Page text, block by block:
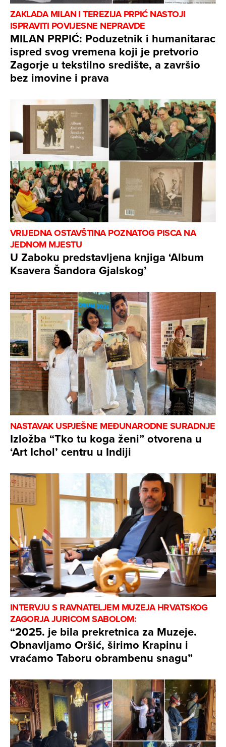
ZAKLADA MILAN I TEREZIJA PRPIĆ NASTOJI
ISPRAVITI POVIJESNE NEPRAVDE
MILAN PRPIĆ: Poduzetnik i humanitarac
ispred svog vremena koji je pretvorio
Zagorje u tekstilno središte, a završio
bez imovine i prava
VRIJEDNA OSTAVŠTINA POZNATOG PISCA NA
JEDNOM MJESTU
U Zaboku predstavljena knjiga ‘Album
Ksavera Šandora Gjalskog’
NASTAVAK USPJEŠNE MEĐUNARODNE SURADNJE
Izložba “Tko tu koga ženi” otvorena u
‘Art Ichol’ centru u Indiji
INTERVJU S RAVNATELJEM MUZEJA HRVATSKOG
ZAGORJA JURICOM SABOLOM:
“2025. je bila prekretnica za Muzeje.
Obnavljamo Oršić, širimo Krapinu i
vraćamo Taboru obrambenu snagu”